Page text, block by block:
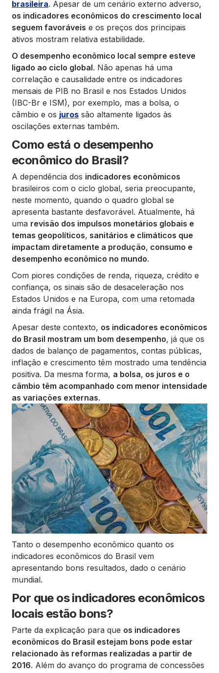
brasileira. Apesar de um cenário externo adverso,
os indicadores econômicos do crescimento local
seguem favoráveis e os preços dos principais
ativos mostram relativa estabilidade.
O desempenho econômico local sempre esteve
ligado ao ciclo global. Não apenas há uma
correlação e causalidade entre os indicadores
mensais de PIB no Brasil e nos Estados Unidos
(IBC-Br e ISM), por exemplo, mas a bolsa, o
câmbio e os juros são altamente ligados às
oscilações externas também.
Como está o desempenho
econômico do Brasil?
A dependência dos indicadores econômicos
brasileiros com o ciclo global, seria preocupante,
neste momento, quando o quadro global se
apresenta bastante desfavorável. Atualmente, há
uma revisão dos impulsos monetários globais e
temas geopolíticos, sanitários e climáticos que
impactam diretamente a produção, consumo e
desempenho econômico no mundo.
Com piores condições de renda, riqueza, crédito e
confiança, os sinais são de desaceleração nos
Estados Unidos e na Europa, com uma retomada
ainda frágil na Ásia.
Apesar deste contexto, os indicadores econômicos
do Brasil mostram um bom desempenho, já que os
dados de balanço de pagamentos, contas públicas,
inflação e crescimento têm mostrado uma tendência
positiva. Da mesma forma, a bolsa, os juros e o
câmbio têm acompanhado com menor intensidade
as variações externas.
Tanto o desempenho econômico quanto os
indicadores econômicos do Brasil vem
apresentando bons resultados, dado o cenário
mundial.
Por que os indicadores econômicos
locais estão bons?
Parte da explicação para que os indicadores
econômicos do Brasil estejam bons pode estar
relacionado às reformas realizadas a partir de
2016. Além do avanço do programa de concessões